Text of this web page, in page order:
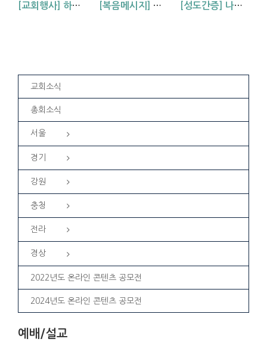
[교회행사] 하남-원주 연합 봄 야유회 [복음메시지] 악인의 형통을 부러워하지 말라 (시편 37:1-9) [성도간증] 나의 믿음 없는 것을 도와주신 하나님 (원주교회 최의준 형제)
교회소식
총회소식
서울
경기
강원
충청
전라
경상
2022년도 온라인 콘텐츠 공모전
2024년도 온라인 콘텐츠 공모전
예배/설교